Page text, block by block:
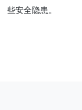
些安全隐患。